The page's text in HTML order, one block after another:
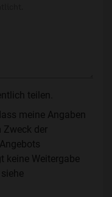
teilen.
meine Angaben
der
keine Weitergabe